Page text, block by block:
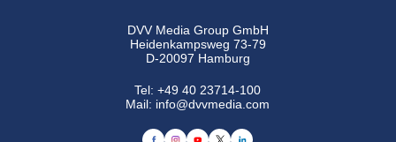
DVV Media Group GmbH
Heidenkampsweg 73-79
D-20097 Hamburg
Tel:+49 40 23714-100
Mail: info@dvvmedia.com